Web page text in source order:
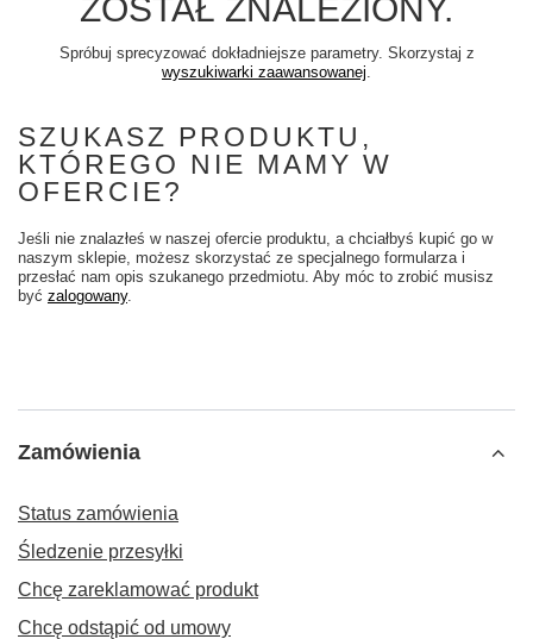
ZOSTAŁ ZNALEZIONY.
Spróbuj sprecyzować dokładniejsze parametry. Skorzystaj z
wyszukiwarki zaawansowanej.
SZUKASZ PRODUKTU,
KTÓREGO NIE MAMY W
OFERCIE?
Jeśli nie znalazłeś w naszej ofercie produktu, a chciałbyś kupić go w
naszym sklepie, możesz skorzystać ze specjalnego formularza i
przesłać nam opis szukanego przedmiotu. Aby móc to zrobić musisz
być zalogowany.
Zamówienia
Status zamówienia
Śledzenie przesyłki
Chcę zareklamować produkt
Chcę odstąpić od umowy